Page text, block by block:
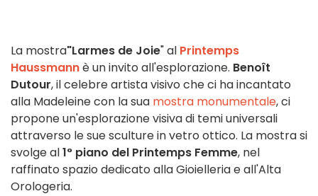
La mostra"Larmes de Joie" al Printemps
Haussmannè un invito all'esplorazione. Benoît
Dutour, il celebre artista visivo che ci ha incantato
alla Madeleine con la sua mostra monumentale, ci
propone un'esplorazione visiva di temi universali
attraverso le sue sculture in vetro ottico. La mostra si
svolge al1° piano del Printemps Femme, nel
raffinato spazio dedicato alla Gioielleria e all'Alta
Orologeria.